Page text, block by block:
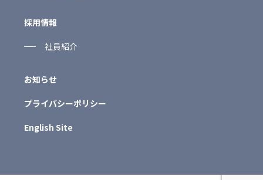
採用情報
社員紹介
お知らせ
プライバシーポリシー
English Site